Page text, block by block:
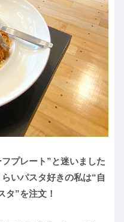
プレート”と迷いました
いパスタ好きの私は“自
タ”を注文！